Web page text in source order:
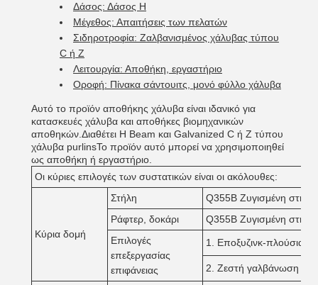
Δάσος: Δάσος H
Μέγεθος: Απαιτήσεις των πελατών
Σιδηροτροφία: Ζαλβανισμένος χάλυβας τύπου
C ή Z
Λειτουργία: Αποθήκη, εργαστήριο
Οροφή: Πίνακα σάντουιτς, μονό φύλλο χάλυβα
Αυτό το προϊόν αποθήκης χάλυβα είναι ιδανικό για
κατασκευές χάλυβα και αποθήκες βιομηχανικών
αποθηκών.Διαθέτει H Beam και Galvanized C ή Z τύπου
χάλυβα purlinsΤο προϊόν αυτό μπορεί να χρησιμοποιηθεί
ως αποθήκη ή εργαστήριο.
Οι κύριες επιλογές των συστατικών είναι οι ακόλουθες:
Κύρια δομή
Στήλη
Q355B Ζυγισμένη στήλη
Ράφτερ, δοκάρι
Q355B Ζυγισμένη στήλη
Επιλογές
επεξεργασίας
επιφάνειας
1. Εποξυζινκ-πλούσια
2. Ζεστή γαλβάνωση